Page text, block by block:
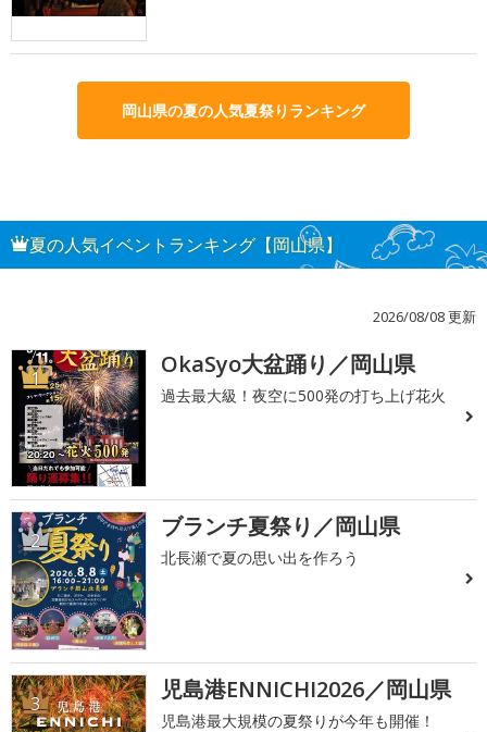
岡山県の夏の人気夏祭りランキング
夏の人気イベントランキング【岡山県】
2026/08/08 更新
1 OkaSyo大盆踊り／岡山県
過去最大級！夜空に500発の打ち上げ花火
2 ブランチ夏祭り／岡山県
北長瀬で夏の思い出を作ろう
3 児島港ENNICHI2026／岡山県
児島港最大規模の夏祭りが今年も開催！